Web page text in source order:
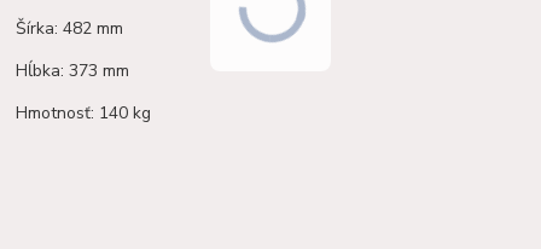
Šírka: 482 mm
Hĺbka: 373 mm
Hmotnosť: 140 kg